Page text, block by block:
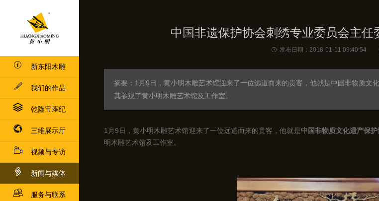
新东阳木雕
我们的作品
乾隆宝座纪
三维展示厅
视频与专访
新闻与媒体
服务与联系
中国非遗保护协会刺绣专业委员会主
发布日期：2018-01-11
摘要：1月9日，黄小明木雕艺术馆迎来了一位远道而来的贵客，他就是中国非物质
其参观了黄小明木雕艺术馆及工作室。
1月9日，黄小明木雕艺术馆迎来了一位远道而来的贵客，他就是中国非物质文化遗产保
明木雕艺术馆及工作室。